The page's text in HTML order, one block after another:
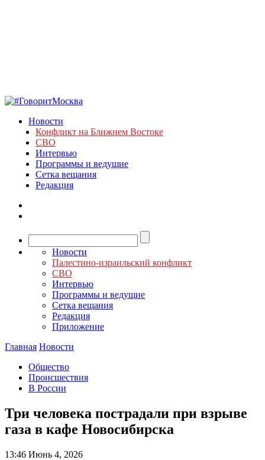
Новости
Конфликт на Ближнем Востоке
СВО
Интервью
Программы и ведущие
Сетка вещания
Редакция
Новости
Палестино-израильский конфликт
СВО
Интервью
Программы и ведущие
Сетка вещания
Редакция
Приложение
Главная Новости
Общество
Происшествия
В России
Три человека пострадали при взрыве
газа в кафе Новосибирска
13:46 Июнь 4, 2026